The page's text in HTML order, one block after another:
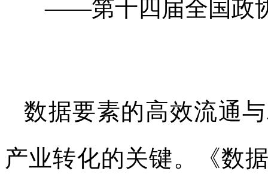
——第十四届全国政
数据要素的高效流通
产业转化的关键。《数